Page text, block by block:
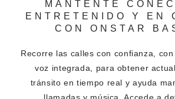
MANTENTE
ENTRETENIDO Y EN
CON ONSTAR
Recorre las calles con confianza,
voz integrada, para obtener
tránsito en tiempo real y ayuda